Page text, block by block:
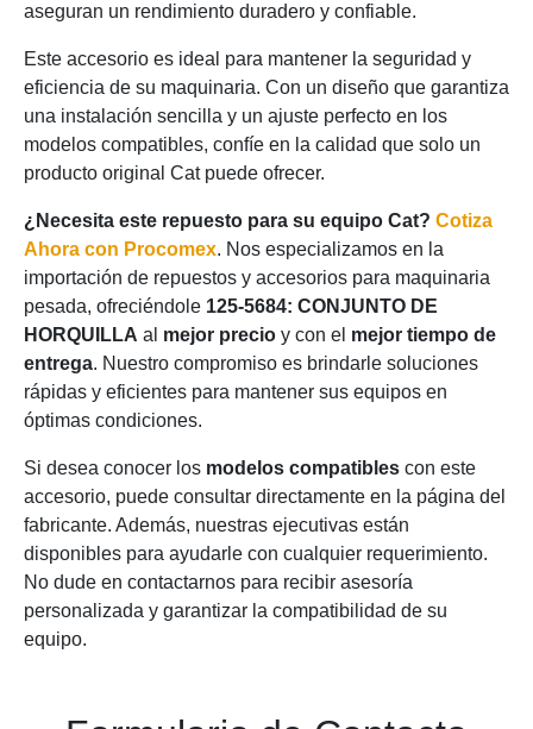
aseguran un rendimiento duradero y confiable.
Este accesorio es ideal para mantener la seguridad y
eficiencia de su maquinaria. Con un diseño que garantiza
una instalación sencilla y un ajuste perfecto en los
modelos compatibles, confíe en la calidad que solo un
producto original Cat puede ofrecer.
¿Necesita este repuesto para su equipo Cat? Cotiza
Ahora con Procomex. Nos especializamos en la
importación de repuestos y accesorios para maquinaria
pesada, ofreciéndole 125-5684: CONJUNTO DE
HORQUILLA al mejor precio y con el mejor tiempo de
entrega. Nuestro compromiso es brindarle soluciones
rápidas y eficientes para mantener sus equipos en
óptimas condiciones.
Si desea conocer los modelos compatibles con este
accesorio, puede consultar directamente en la página del
fabricante. Además, nuestras ejecutivas están
disponibles para ayudarle con cualquier requerimiento.
No dude en contactarnos para recibir asesoría
personalizada y garantizar la compatibilidad de su
equipo.